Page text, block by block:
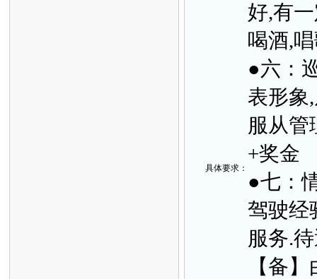
具体要求：
好,有
喝酒,
●六：
表形象
服从管
+奖金
●七：
驾驶经
服务.
【备